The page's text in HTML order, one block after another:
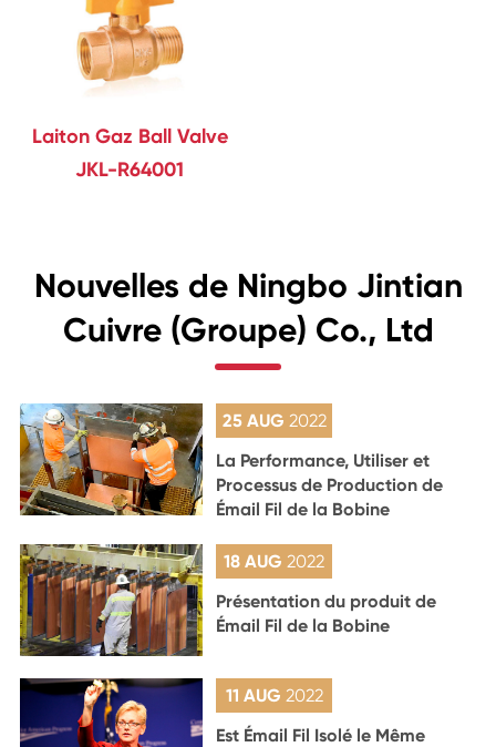
Laiton Gaz Ball Valve
JKL-R64001
Nouvelles de Ningbo Jintian
Cuivre (Groupe) Co., Ltd
25 AUG 2022
La Performance, Utiliser et
Processus de Production de
Émail Fil de la Bobine
18 AUG2022
Présentation du produit de
Émail Fil de la Bobine
11 AUG 2022
Est Émail Fil Isolé le Même